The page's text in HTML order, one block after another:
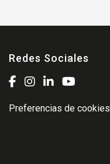
Redes Sociales
Preferencias de cookies